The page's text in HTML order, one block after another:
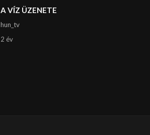
A VÍZ ÜZENETE
hun_tv
2 év